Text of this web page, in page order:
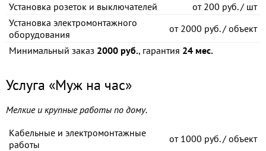
Установка розеток и выключателей
от200 руб. / шт
Установка электромонтажного
оборудования
от2000 руб. / объект
Минимальный заказ 2000 руб., гарантия 24 мес.
Услуга «Муж на час»
Мелкие и крупные работы по дому.
Кабельные и электромонтажные
работы
от1000 руб. / объект